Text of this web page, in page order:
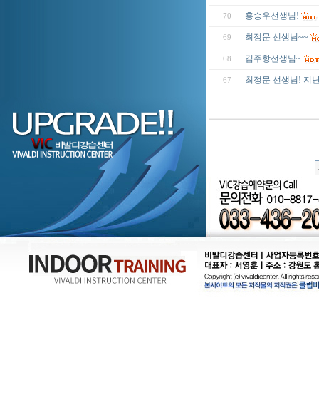
70 홍승우선생님!
69 최정문 선생님~~
68 김주항선생님~
67 최정문 선생님! 지